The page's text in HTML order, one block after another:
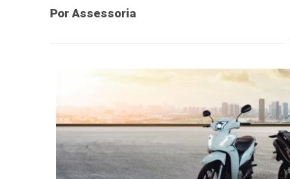
Por Assessoria